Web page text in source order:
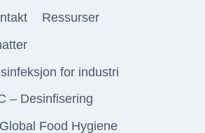
Ressurser
for industri
– Desinfisering
Food Hygiene